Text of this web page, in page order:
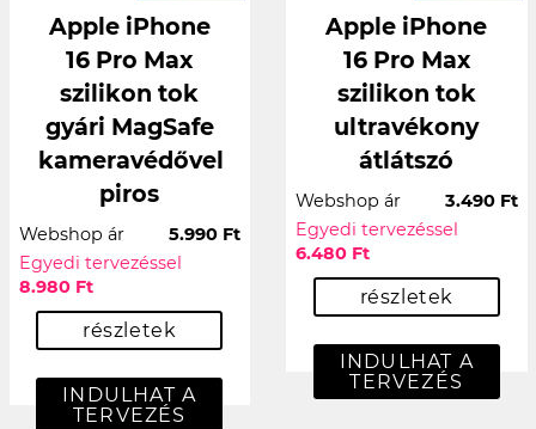
Apple iPhone
16 Pro Max
szilikon tok
gyári MagSafe
kameravédővel
piros
Webshop ár
5.990 Ft
Egyedi tervezéssel
8.980 Ft
részletek
INDULHAT A
TERVEZÉS
Apple iPhone
16 Pro Max
szilikon tok
ultravékony
átlátszó
Webshop ár
3.490 Ft
Egyedi tervezéssel
6.480 Ft
részletek
INDULHAT A
TERVEZÉS